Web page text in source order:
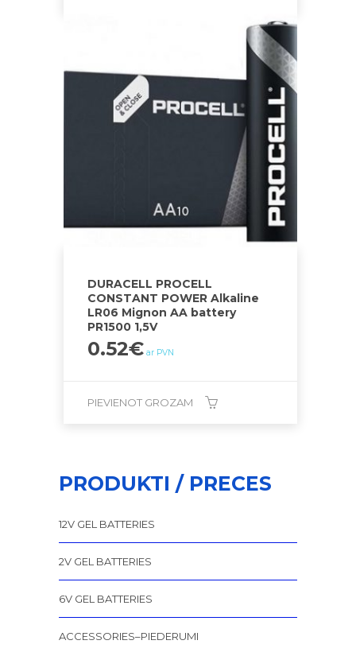
DURACELL PROCELL
CONSTANT POWER Alkaline
LR06 Mignon AA battery
PR1500 1,5V
0.52€ ar PVN
PIEVIENOT GROZAM
PRODUKTI / PRECES
12V GEL BATTERIES
2V GEL BATTERIES
6V GEL BATTERIES
ACCESSORIES–PIEDERUMI